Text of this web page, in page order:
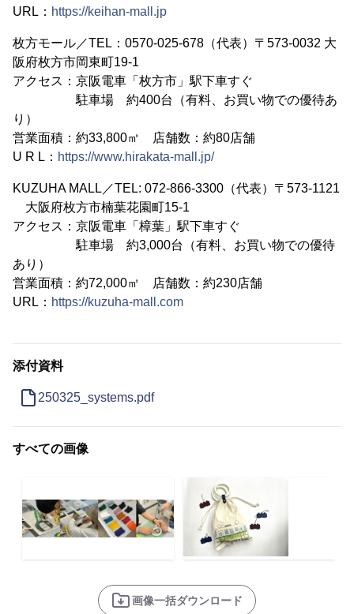
URL： https://keihan-mall.jp
枚方モール／TEL：0570-025-678（代表）〒573-0032 大
阪府枚方市岡東町19-1
アクセス：京阪電車「枚方市」駅下車すぐ
駐車場 約400台（有料、お買い物での優待あ
り）
営業面積：約33,800㎡ 店舗数：約80店舗
U R L： https://www.hirakata-mall.jp/
KUZUHA MALL／TEL: 072-866-3300（代表）〒573-1121
大阪府枚方市楠葉花園町15-1
アクセス：京阪電車「樟葉」駅下車すぐ
駐車場 約3,000台（有料、お買い物での優待
あり）
営業面積：約72,000㎡ 店舗数：約230店舗
URL： https://kuzuha-mall.com
添付資料
250325_systems.pdf
すべての画像
画像一括ダウンロード